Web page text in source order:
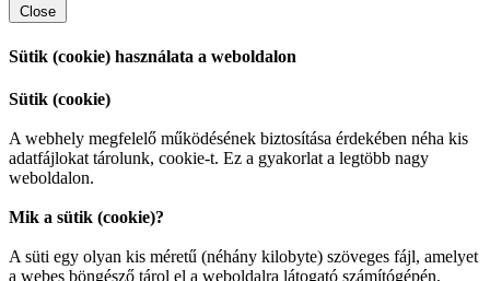
Close
Sütik (cookie) használata a weboldalon
Sütik (cookie)
A webhely megfelelő működésének biztosítása érdekében néha kis
adatfájlokat tárolunk, cookie-t. Ez a gyakorlat a legtöbb nagy
weboldalon.
Mik a sütik (cookie)?
A süti egy olyan kis méretű (néhány kilobyte) szöveges fájl, amelyet
a webes böngésző tárol el a weboldalra látogató számítógépén,